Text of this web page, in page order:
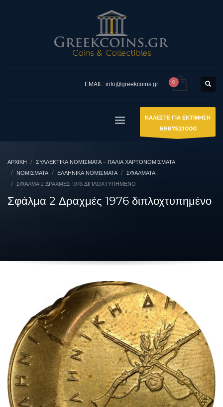
EMAIL: info@greekcoins.gr
ΚΑΛΕΣΤΕ ΓΙΑ ΕΚΤΙΜΗΣΗ
6987521000
ΑΡΧΙΚΉ
ΣΥΛΛΕΚΤΙΚΆ ΝΟΜΊΣΜΑΤΑ – ΠΑΛΙΆ ΧΑΡΤΟΝΟΜΊΣΜΑΤΑ
ΝΟΜΙΣΜΑΤΑ
ΕΛΛΗΝΙΚΆ ΝΟΜΊΣΜΑΤΑ
ΣΦΆΛΜΑΤΑ
ΣΦΆΛΜΑ 2 ΔΡΑΧΜΈΣ 1976 ΔΙΠΛΟΧΤΥΠΗΜΈΝΟ
Σφάλμα 2 Δραχμές 1976 διπλοχτυπημένο